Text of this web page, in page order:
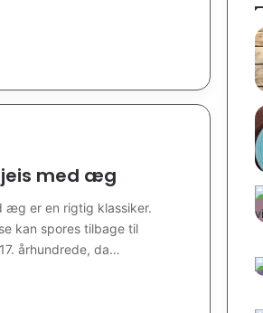
med æg
æg er en rigtig klassiker.
kan spores tilbage til
århundrede, da…